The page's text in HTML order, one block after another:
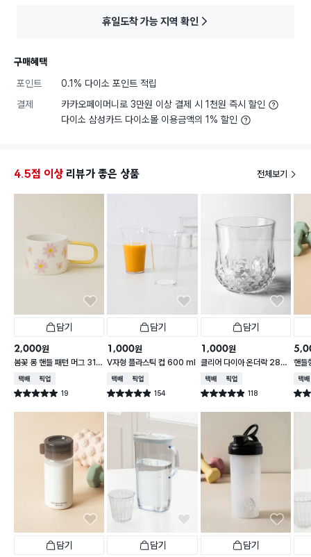
휴일도착 가능 지역 확인
구매혜택
포인트
0.1% 다이소 포인트 적립
결제
카카오페이머니로 3만원 이상 결제 시 1천원 즉시 할인
다이소 삼성카드 다이소몰 이용금액의 1% 할인
4.5점 이상 리뷰가 좋은 상품 전체보기
담기
2,000원
봄꽃 롱 핸들 패턴 머그 310
ml
택배배송매장픽업
별점 5.0점 19
건 작성
담기
1,000원
V자형 플라스틱 컵 600 ml
택배배송매장픽업
별점 4.9점 154
건 작성
담기
1,000원
클리어 다이아 온더락 280
ml
택배배송매장픽업
별점 4.9점 118
건 작성
핸들
0
택배
별점
담기 담기 담기